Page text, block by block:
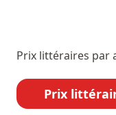
Prix littéraires par
Prix